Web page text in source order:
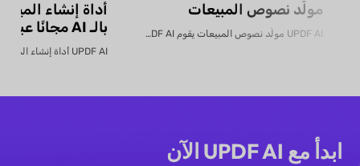
مولّد نصوص المبيعات
UPDF AI مولّد نصوص المبيعات يقوم UPDF AI بتحويل...
أداة إنشاء
بالـ AI مجانًا عبر الإنترنت
ابدأ مع UPDF AI الآن